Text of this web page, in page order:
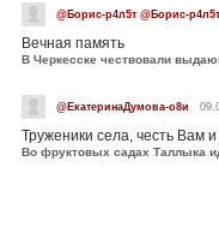
@Борис-р4л5т @Борис-р4л5т
Вечная память
@ЕкатеринаДумова-о8и
Труженики села, честь Вам
Во фруктовых садах Таллыка